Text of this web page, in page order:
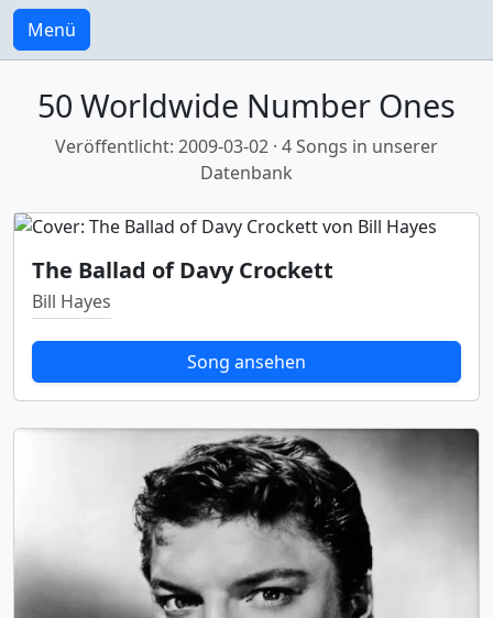
Menü
50 Worldwide Number Ones
Veröffentlicht: 2009-03-02 · 4 Songs in unserer
Datenbank
The Ballad of Davy Crockett
Bill Hayes
Song ansehen